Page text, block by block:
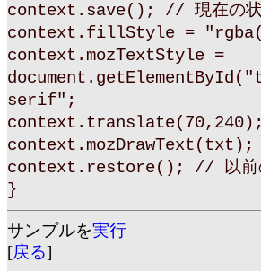
context.save(); // 現在の状
context.fillStyle =
context.mozTextStyle =
serif";
context.translate(70,240);
context.restore(); // 以前の
}
サンプルを実行
[戻る]